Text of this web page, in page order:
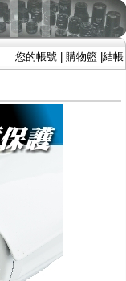
您的帳號 購物籃 結帳